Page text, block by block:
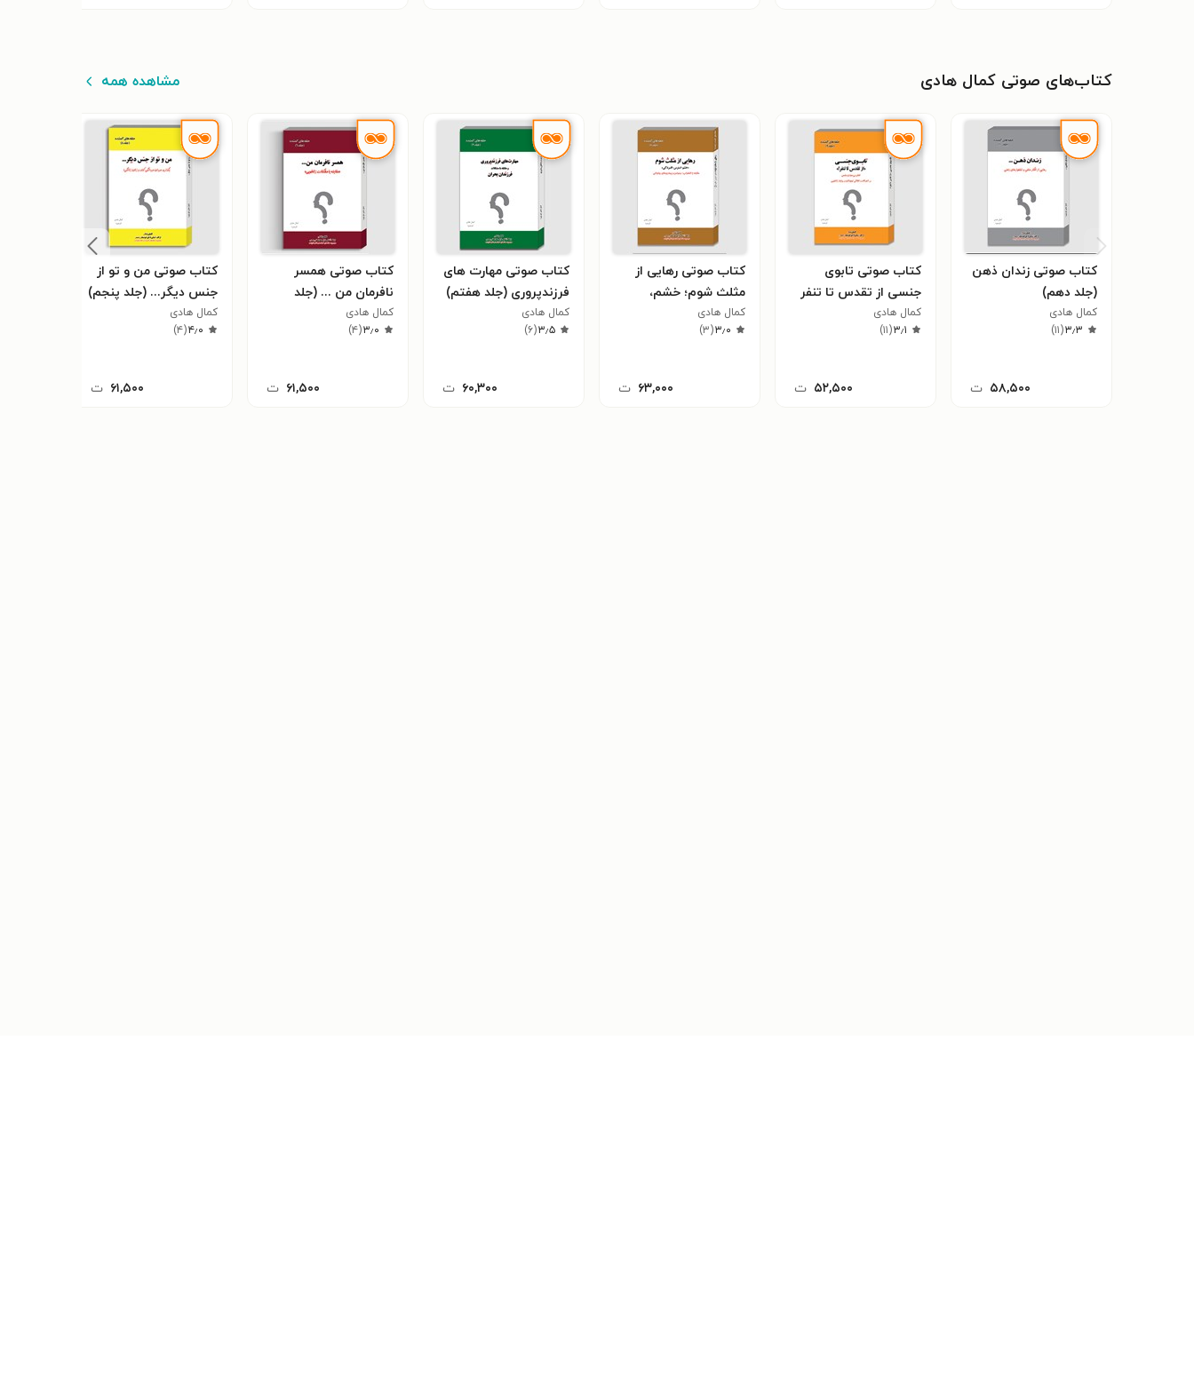
کتاب‌های صوتی کمال هادی مشاهده همه
کتاب صوتی زندان ذهن
(جلد دهم)
کمال هادی
۳٫۳(۱۱)
۵۸,۵۰۰ ت
کتاب صوتی تابوی
جنسی از تقدس تا تنفر
(جلد نهم)
کمال هادی
۳٫۱(۱۱)
۵۲,۵۰۰ ت
کتاب صوتی رهایی از
مثلث شوم؛ خشم،
استرس و افسردگی (جلد
هشتم)
کمال هادی
۳٫۰(۳)
۶۳,۰۰۰ ت
کتاب صوتی مهارت های
فرزندپروری (جلد هفتم)
کمال هادی
۳٫۵(۶)
۶۰,۳۰۰ ت
کتاب صوتی همسر
نافرمان من ... (جلد
ششم)
کمال هادی
۳٫۰(۴)
۶۱,۵۰۰ ت
کتاب صوتی من و تو از
جنس دیگر... (جلد پنجم)
کمال هادی
۴٫۰(۴)
۶۱,۵۰۰ ت